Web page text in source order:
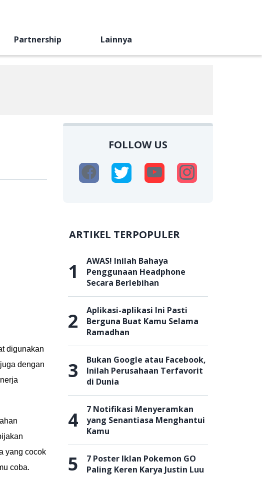
Partnership Lainnya
digunakan
dengan
yang cocok
coba.
FOLLOW US
ARTIKEL TERPOPULER
1
AWAS! Inilah Bahaya
Penggunaan Headphone
Secara Berlebihan
2
Aplikasi-aplikasi Ini Pasti
Berguna Buat Kamu Selama
Ramadhan
3
Bukan Google atau Facebook,
Inilah Perusahaan Terfavorit
di Dunia
4
7 Notifikasi Menyeramkan
yang Senantiasa Menghantui
Kamu
5
7 Poster Iklan Pokemon GO
Paling Keren Karya Justin Luu